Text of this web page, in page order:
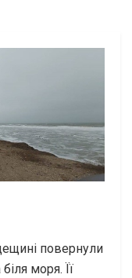
повернули
моря. Її